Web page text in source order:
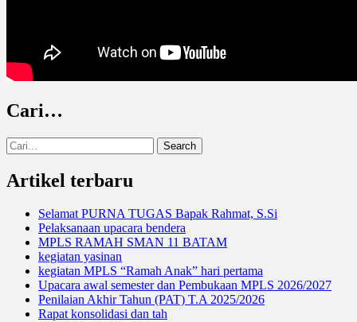
Cari…
Search
for:
Artikel terbaru
Selamat PURNA TUGAS Bapak Rahmat, S.Si
Pelaksanaan upacara bendera
MPLS RAMAH SMAN 11 BATAM
kegiatan yasinan
kegiatan MPLS “Ramah Anak” hari pertama
Upacara awal semester dan Pembukaan MPLS 2026/2027
Penilaian Akhir Tahun (PAT) T.A 2025/2026
Rapat konsolidasi dan tah